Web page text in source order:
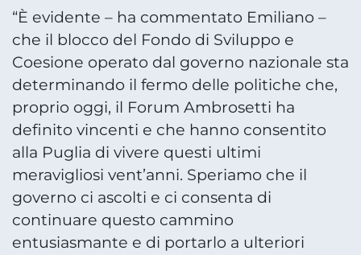
“È evidente – ha commentato Emiliano –
che il blocco del Fondo di Sviluppo e
Coesione operato dal governo nazionale sta
determinando il fermo delle politiche che,
proprio oggi, il Forum Ambrosetti ha
definito vincenti e che hanno consentito
alla Puglia di vivere questi ultimi
meravigliosi vent’anni. Speriamo che il
governo ci ascolti e ci consenta di
continuare questo cammino
entusiasmante e di portarlo a ulteriori